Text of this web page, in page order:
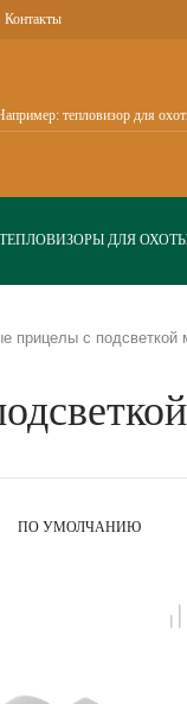
Контакты
ТЕПЛОВИЗОРЫ ДЛЯ
прицелы с подсветкой